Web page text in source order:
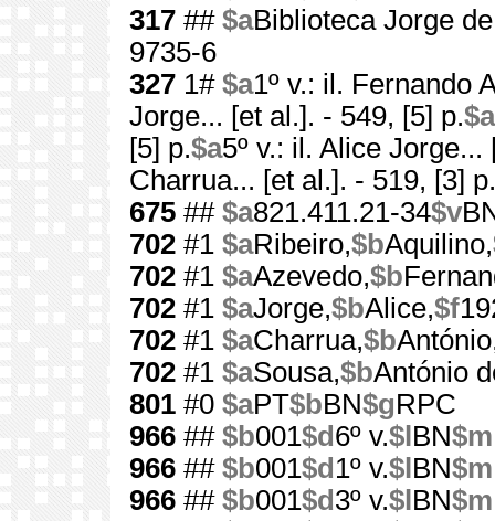
317 ## $aBiblioteca Jorge
9735-6
327 1# $a1º v.: il. Fernando
Jorge... [et al.]. - 549, [5] p.$a
[5] p.$a5º v.: il. Alice
Charrua... [et al.]. - 519, [3] p.
675 ## $a821.411.21-34$v
702 #1 $aRibeiro,$bAquilino,
702 #1 $aAzevedo,$b
702 #1 $aJorge,$bAlice,$f
702 #1 $aCharrua,$b
702 #1 $aSousa,$bAntónio
801 #0 $aPT$bBN$gRPC
966 ## $b001$d 6º v.$l BN$m
966 ## $b001$d 1º v.$l BN$m
966 ## $b001$d 3º v.$l BN$m